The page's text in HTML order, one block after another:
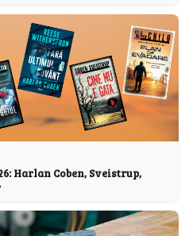
Harlan Coben, Sveistrup,